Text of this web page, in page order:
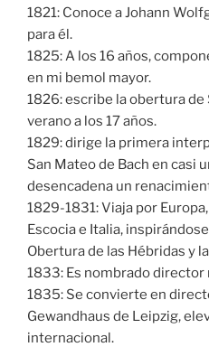
1821: Conoce a Johann
para él.
1825: A los 16 años,
en mi bemol mayor.
1826: escribe la obertura de
verano a los 17 años.
1829: dirige la primera
San Mateo de Bach en casi
desencadena un
1829-1831: Viaja por
Escocia e Italia,
Obertura de las Hébridas y
1833: Es nombrado
1835: Se convierte en
Gewandhaus de Leipzig,
internacional.